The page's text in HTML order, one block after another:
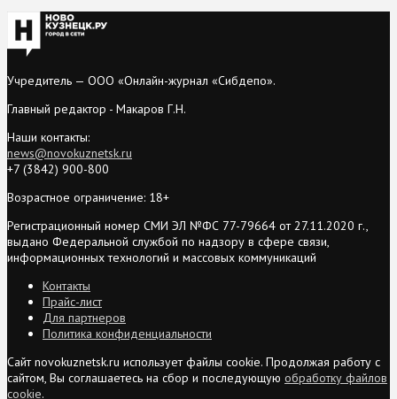
Учредитель — ООО «Онлайн-журнал «Сибдепо».
Главный редактор - Макаров Г.Н.
Наши контакты:
news@novokuznetsk.ru
+7 (3842) 900-800
Возрастное ограничение: 18+
Регистрационный номер СМИ ЭЛ №ФС 77-79664 от 27.11.2020 г.,
выдано Федеральной службой по надзору в сфере связи,
информационных технологий и массовых коммуникаций
Контакты
Прайс-лист
Для партнеров
Политика конфиденциальности
Сайт novokuznetsk.ru использует файлы cookie. Продолжая работу с
сайтом, Вы соглашаетесь на сбор и последующую обработку файлов
cookie.